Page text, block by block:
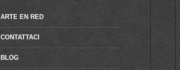
ARTE EN RED
CONTATTACI
BLOG